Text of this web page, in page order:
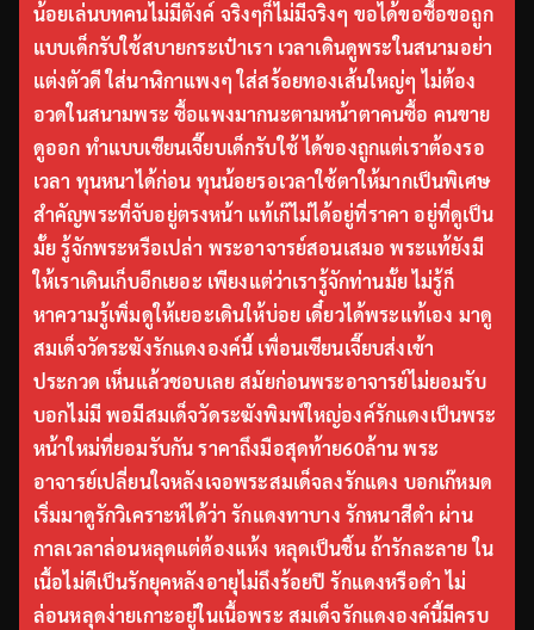
น้อยเล่นบทคนไม่มีตังค์ จริงๆก็ไม่มีจริงๆ ขอได้ขอซื้อขอถูก
แบบเด็กรับใช้สบายกระเป๋าเรา เวลาเดินดูพระในสนามอย่า
แต่งตัวดี ใส่นาฬิกาแพงๆ ใส่สร้อยทองเส้นใหญ่ๆ ไม่ต้อง
อวดในสนามพระ ซื้อแพงมากนะตามหน้าตาคนซื้อ คนขาย
ดูออก ทำแบบเซียนเจี๊ยบเด็กรับใช้ ได้ของถูกแต่เราต้องรอ
เวลา ทุนหนาได้ก่อน ทุนน้อยรอเวลาใช้ตาให้มากเป็นพิเศษ
สำคัญพระที่จับอยู่ตรงหน้า แท้เก๊ไม่ได้อยู่ที่ราคา อยู่ที่ดูเป็น
มั้ย รู้จักพระหรือเปล่า พระอาจารย์สอนเสมอ พระแท้ยังมี
ให้เราเดินเก็บอีกเยอะ เพียงแต่ว่าเรารู้จักท่านมั้ย ไม่รู้ก็
หาความรู้เพิ่มดูให้เยอะเดินให้บ่อย เดี๋ยวได้พระแท้เอง มาดู
สมเด็จวัดระฆังรักแดงองค์นี้ เพื่อนเซียนเจี๊ยบส่งเข้า
ประกวด เห็นแล้วชอบเลย สมัยก่อนพระอาจารย์ไม่ยอมรับ
บอกไม่มี พอมีสมเด็จวัดระฆังพิมพ์ใหญ่องค์รักแดงเป็นพระ
หน้าใหม่ที่ยอมรับกัน ราคาถึงมือสุดท้าย60ล้าน พระ
อาจารย์เปลี่ยนใจหลังเจอพระสมเด็จลงรักแดง บอกเก๊หมด
เริ่มมาดูรักวิเคราะห์ได้ว่า รักแดงทาบาง รักหนาสีดำ ผ่าน
กาลเวลาล่อนหลุดแต่ต้องแห้ง หลุดเป็นชิ้น ถ้ารักละลาย ใน
เนื้อไม่ดีเป็นรักยุคหลังอายุไม่ถึงร้อยปี รักแดงหรือดำ ไม่
ล่อนหลุดง่ายเกาะอยู่ในเนื้อพระ สมเด็จรักแดงองค์นี้มีครบ